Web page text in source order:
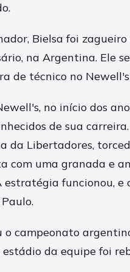
Bielsa foi
na Argentina. Ele
de técnico no Newell's
no início dos
de sua
da Libertadores,
com uma granada e
estratégia funcionou,
o campeonato
estádio da equipe foi